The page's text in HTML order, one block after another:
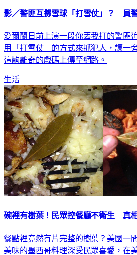
影／警匪互擲雪球「打雪仗」？ 員
愛爾蘭日前上演一段你丟我打的警匪
用「打雪仗」的方式來抓犯人，讓一
這齣離奇的戲碼上傳至網路。
生活
碗裡有樹葉！民眾控餐廳不衛生 真
餐點裡竟然有片完整的樹葉？美國一
美味的墨西哥料理深受民眾喜愛，在